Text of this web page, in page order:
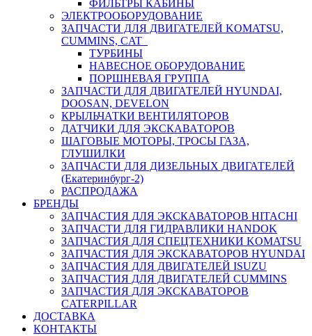
ФИЛЬТРЫ КАБИНЫ
ЭЛЕКТРООБОРУДОВАНИЕ
ЗАПЧАСТИ ДЛЯ ДВИГАТЕЛЕЙ KOMATSU,
CUMMINS, CAT
ТУРБИНЫ
НАВЕСНОЕ ОБОРУДОВАНИЕ
ПОРШНЕВАЯ ГРУППА
ЗАПЧАСТИ ДЛЯ ДВИГАТЕЛЕЙ HYUNDAI,
DOOSAN, DEVELON
КРЫЛЬЧАТКИ ВЕНТИЛЯТОРОВ
ДАТЧИКИ ДЛЯ ЭКСКАВАТОРОВ
ШАГОВЫЕ МОТОРЫ, ТРОСЫ ГАЗА,
ГЛУШИЛКИ
ЗАПЧАСТИ ДЛЯ ДИЗЕЛЬНЫХ ДВИГАТЕЛЕЙ
(Екатеринбург-2)
РАСПРОДАЖА
БРЕНДЫ
ЗАПЧАСТИЯ ДЛЯ ЭКСКАВАТОРОВ HITACHI
ЗАПЧАСТИ ДЛЯ ГИДРАВЛИКИ HANDOK
ЗАПЧАСТИЯ ДЛЯ СПЕЦТЕХНИКИ KOMATSU
ЗАПЧАСТИЯ ДЛЯ ЭКСКАВАТОРОВ HYUNDAI
ЗАПЧАСТИЯ ДЛЯ ДВИГАТЕЛЕЙ ISUZU
ЗАПЧАСТИЯ ДЛЯ ДВИГАТЕЛЕЙ CUMMINS
ЗАПЧАСТИЯ ДЛЯ ЭКСКАВАТОРОВ
CATERPILLAR
ДОСТАВКА
КОНТАКТЫ